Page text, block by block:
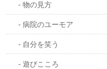
物の見方
病院のユーモア
自分を笑う
遊びこころ